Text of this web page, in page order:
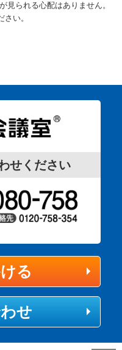
見られる心配はありません。
い。
せください
る
せ